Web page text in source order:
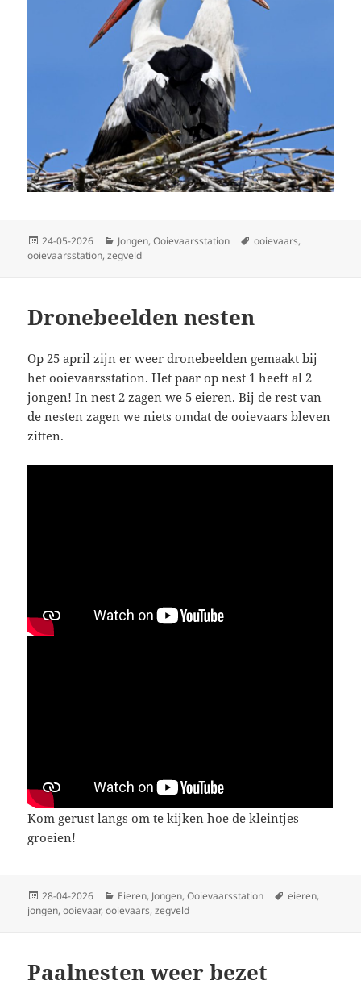
Geplaatst
op
24-05-2026 Categorieën
Jongen,Ooievaarsstation Tags
ooievaars,
ooievaarsstation,zegveld
Dronebeelden nesten
Op 25 april zijn er weer dronebeelden gemaakt bij
het ooievaarsstation. Het paar op nest 1 heeft al 2
jongen! In nest 2 zagen we 5 eieren. Bij de rest van
de nesten zagen we niets omdat de ooievaars bleven
zitten.
Kom gerust langs om te kijken hoe de kleintjes
groeien!
Geplaatst
op
28-04-2026 Categorieën
Eieren, Jongen,Ooievaarsstation Tags
eieren,
jongen,ooievaar,ooievaars,zegveld
Paalnesten weer bezet